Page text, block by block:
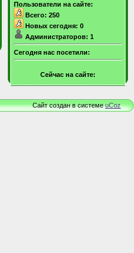
Пользователи на сайте:
Всего: 250
Новых сегодня: 0
Администраторов: 1
Сегодня нас посетили:
Сейчас на сайте:
Сайт создан в системеuCoz